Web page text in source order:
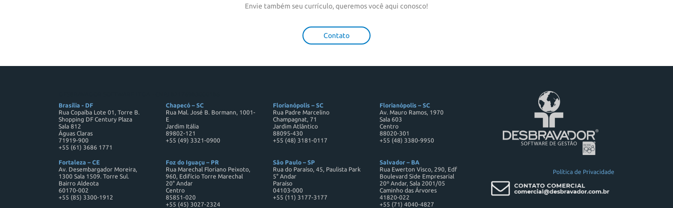
Envie também seu currículo, queremos você aqui conosco!
Contato
Brasília - DF
Rua Copaíba Lote 01, Torre B.
Shopping DF Century Plaza
Sala 812
Águas Claras
71919-900
+55 (61) 3686 1771
Chapecó – SC
Rua Mal. José B. Bormann, 1001-
E
Jardim Itália
89802-121
+55 (49) 3321-0900
Florianópolis – SC
Rua Padre Marcelino
Champagnat, 71
Jardim Atlântico
88095-430
+55 (48) 3181-0117
Florianópolis – SC
Av. Mauro Ramos, 1970
Sala 603
Centro
88020-301
+55 (48) 3380-9950
Fortaleza – CE
Av. Desembargador Moreira,
1300 Sala 1509. Torre Sul.
Bairro Aldeota
60170-002
+55 (85) 3300-1912
Foz do Iguaçu – PR
Rua Marechal Floriano Peixoto,
960, Edifício Torre Marechal
20° Andar
Centro
85851-020
+55 (45) 3027-2324
São Paulo – SP
Rua do Paraíso, 45, Paulista Park
5° Andar
Paraíso
04103-000
+55 (11) 3177-3177
Salvador – BA
Rua Ewerton Visco, 290, Edf
Boulevard Side Empresarial
20º Andar, Sala 2001/05
Caminho das Árvores
41820-022
+55 (71) 4040-4827
Política de Privacidade